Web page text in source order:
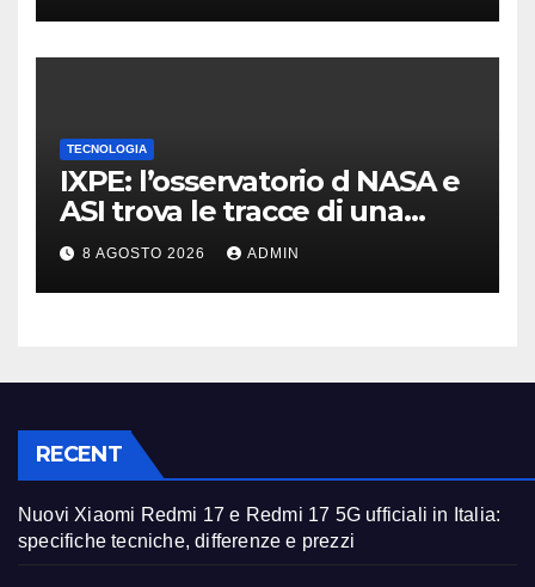
TECNOLOGIA
IXPE: l’osservatorio d NASA e
ASI trova le tracce di una
teoria formulata 90 anni fa
8 AGOSTO 2026 ADMIN
RECENT
Nuovi Xiaomi Redmi 17 e Redmi 17 5G ufficiali in Italia:
specifiche tecniche, differenze e prezzi